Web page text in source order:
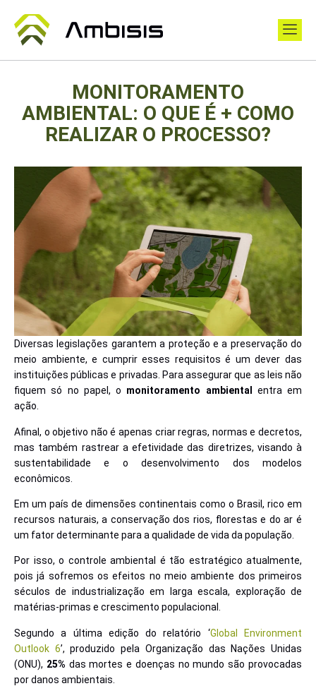
MONITORAMENTO
AMBIENTAL: O QUE É + COMO
REALIZAR O PROCESSO?
Diversas legislações garantem a proteção e a preservação do
meio ambiente, e cumprir esses requisitos é um dever das
instituições públicas e privadas. Para assegurar que as leis não
fiquem só no papel, o monitoramento ambiental
entra em
ação.
Afinal, o objetivo não é apenas criar regras, normas e decretos,
mas também rastrear a efetividade das diretrizes, visando à
sustentabilidade e o desenvolvimento dos modelos
econômicos.
Em um país de dimensões continentais como o Brasil, rico em
recursos naturais, a conservação dos rios, florestas e do ar é
um fator determinante para a qualidade de vida da população.
Por isso, o controle ambiental é tão estratégico atualmente,
pois já sofremos os efeitos no meio ambiente dos primeiros
séculos de industrialização em larga escala, exploração de
matérias-primas e crescimento populacional.
Segundo a última edição do relatório ‘Global Environment
Outlook 6’, produzido pela Organização das Nações Unidas
(ONU), 25% das mortes e doenças no mundo são provocadas
por danos ambientais.